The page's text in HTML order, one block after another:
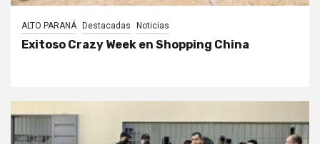
ALTO PARANÁ Destacadas Noticias
Exitoso Crazy Week en Shopping China